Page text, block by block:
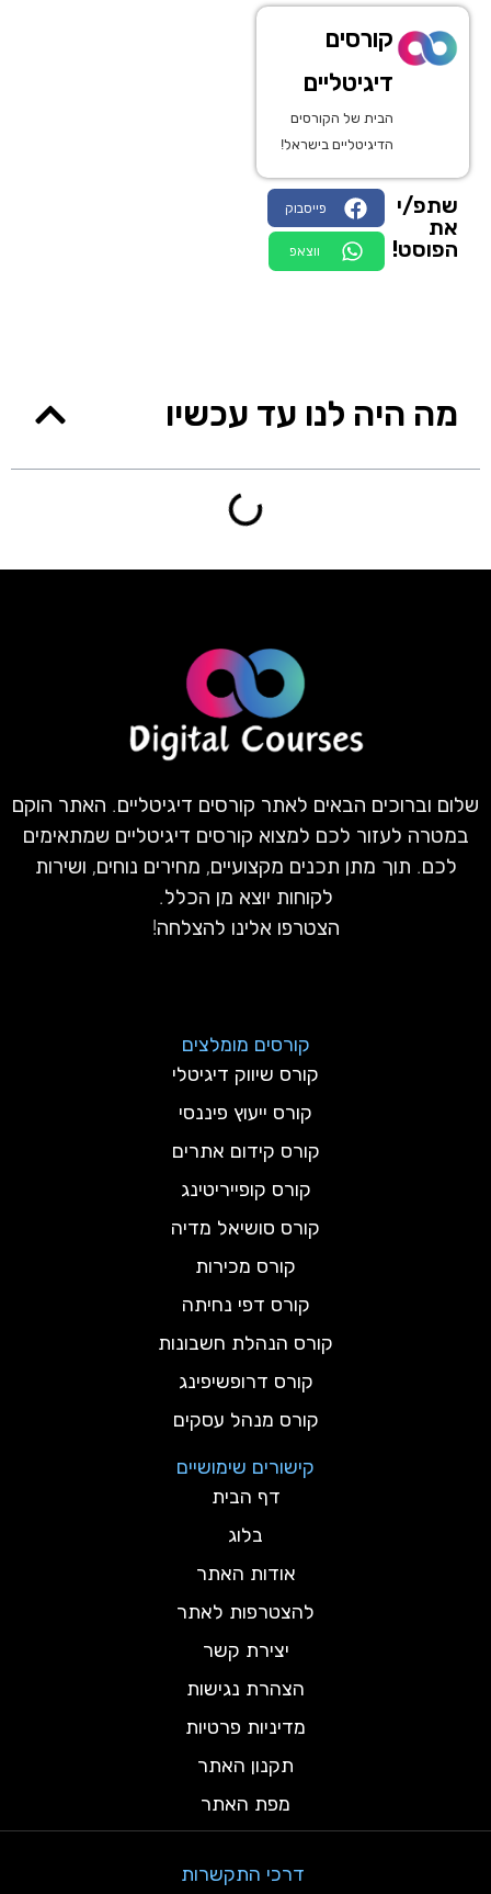
קורסים
דיגיטליים
הבית של הקורסים
הדיגיטליים בישראל!
שתפ/י
את
הפוסט!
פייסבוק
ווצאפ
מה היה לנו עד עכשיו
שלום וברוכים הבאים לאתר קורסים דיגיטליים. האתר הוקם
במטרה לעזור לכם למצוא קורסים דיגיטליים שמתאימים
לכם. תוך מתן תכנים מקצועיים, מחירים נוחים, ושירות
לקוחות יוצא מן הכלל.
הצטרפו אלינו להצלחה!
קורסים מומלצים
קורס שיווק דיגיטלי
קורס ייעוץ פיננסי
קורס קידום אתרים
קורס קופייריטינג
קורס סושיאל מדיה
קורס מכירות
קורס דפי נחיתה
קורס הנהלת חשבונות
קורס דרופשיפינג
קורס מנהל עסקים
קישורים שימושיים
דף הבית
בלוג
אודות האתר
להצטרפות לאתר
יצירת קשר
הצהרת נגישות
מדיניות פרטיות
תקנון האתר
מפת האתר
דרכי התקשרות